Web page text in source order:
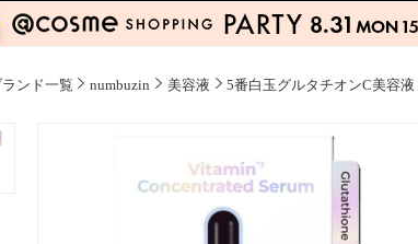
ランド一覧 numbuzin 美容液 5番白玉グルタチオンC美容液